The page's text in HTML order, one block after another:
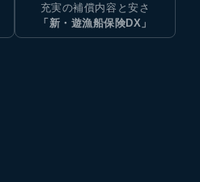
充実の補償内容と安さ
「新・遊漁船保険DX」